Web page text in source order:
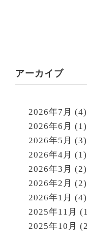
アーカイブ
2026年7月 (4)
2026年6月 (1)
2026年5月 (3)
2026年4月 (1)
2026年3月 (2)
2026年2月 (2)
2026年1月 (4)
2025年11月
2025年10月